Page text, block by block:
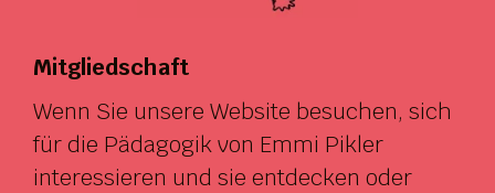
Mitgliedschaft
Wenn Sie unsere Website besuchen, sich
für die Pädagogik von Emmi Pikler
interessieren und sie entdecken oder